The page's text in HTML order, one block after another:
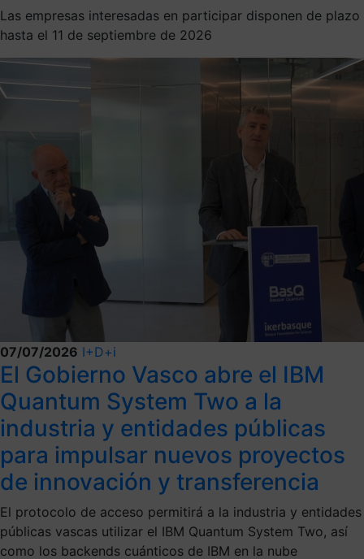
Las empresas interesadas en participar disponen de plazo
hasta el 11 de septiembre de 2026
07/07/2026 I+D+i
El Gobierno Vasco abre el IBM
Quantum System Two a la
industria y entidades públicas
para impulsar nuevos proyectos
de innovación y transferencia
El protocolo de acceso permitirá a la industria y entidades
públicas vascas utilizar el IBM Quantum System Two, así
como los backends cuánticos de IBM en la nube